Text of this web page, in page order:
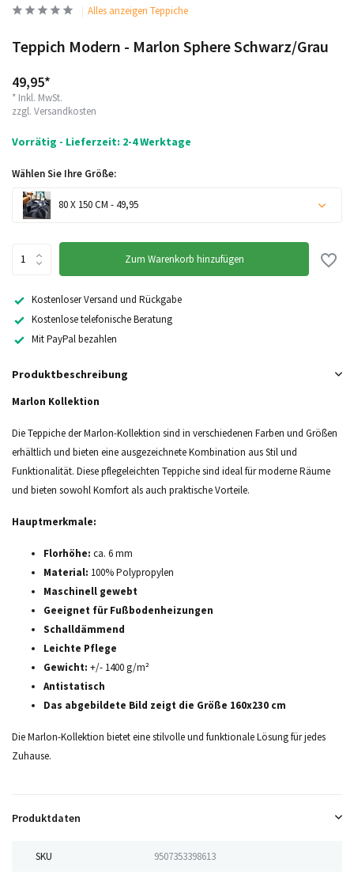
Alles anzeigen Teppiche
Teppich Modern - Marlon Sphere Schwarz/Grau
49,95*
* Inkl. MwSt.
zzgl. Versandkosten
Vorrätig - Lieferzeit: 2-4 Werktage
Wählen Sie Ihre Größe:
80 X 150 CM - 49,95
Zum Warenkorb hinzufügen
Kostenloser Versand und Rückgabe
Kostenlose telefonische Beratung
Mit PayPal bezahlen
Produktbeschreibung
Marlon Kollektion
Die Teppiche der Marlon-Kollektion sind in verschiedenen Farben und Größen
erhältlich und bieten eine ausgezeichnete Kombination aus Stil und
Funktionalität. Diese pflegeleichten Teppiche sind ideal für moderne Räume
und bieten sowohl Komfort als auch praktische Vorteile.
Hauptmerkmale:
Florhöhe: ca. 6 mm
Material: 100% Polypropylen
Maschinell gewebt
Geeignet für Fußbodenheizungen
Schalldämmend
Leichte Pflege
Gewicht: +/- 1400 g/m²
Antistatisch
Das abgebildete Bild zeigt die Größe 160x230 cm
Die Marlon-Kollektion bietet eine stilvolle und funktionale Lösung für jedes
Zuhause.
Produktdaten
SKU 9507353398613